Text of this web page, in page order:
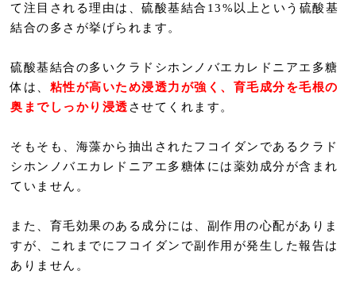
て注目される理由は、硫酸基結合13%以上という硫酸基
結合の多さが挙げられます。
硫酸基結合の多いクラドシホンノバエカレドニアエ多糖
体は、 粘性が高いため浸透力が強く、育毛成分を毛根の
奥までしっかり浸透 させてくれます。
そもそも、海藻から抽出されたフコイダンであるクラド
シホンノバエカレドニアエ多糖体には薬効成分が含まれ
ていません。
また、育毛効果のある成分には、副作用の心配がありま
すが、これまでにフコイダンで副作用が発生した報告は
ありません。